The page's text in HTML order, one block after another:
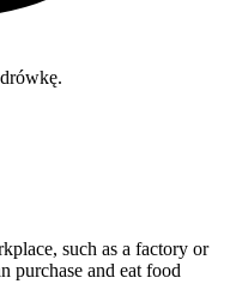
such as a factory or
purchase and eat food